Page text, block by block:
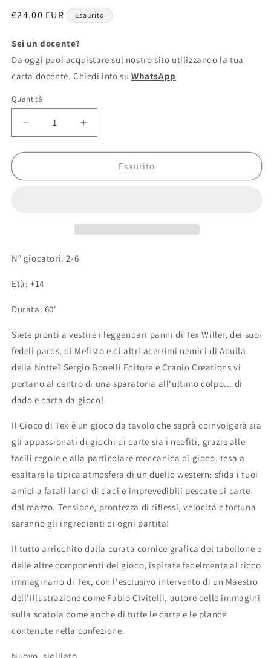
Prezzo
listino
€24,00 EUR Esaurito
Sei un docente?
Da oggi puoi acquistare sul nostro sito utilizzando la tua
carta docente. Chiedi info suWhatsApp
Quantità
Diminuisci
quantità
per
da
Willer
Aumenta
quantità
per
da
Esaurito
N° giocatori: 2-6
Età: +14
Durata: 60'
Siete pronti a vestire i leggendari panni di Tex Willer, dei suoi
fedeli pards, di Mefisto e di altri acerrimi nemici di Aquila
della Notte? Sergio Bonelli Editore e Cranio Creations vi
portano al centro di una sparatoria all'ultimo colpo... di
dado e carta da gioco!
Il Gioco di Tex è un gioco da tavolo che saprà coinvolgerà sia
gli appassionati di giochi di carte sia i neofiti, grazie alle
facili regole e alla particolare meccanica di gioco, tesa a
esaltare la tipica atmosfera di un duello western: sfida i tuoi
amici a fatali lanci di dadi e imprevedibili pescate di carte
dal mazzo. Tensione, prontezza di riflessi, velocità e fortuna
saranno gli ingredienti di ogni partita!
Il tutto arricchito dalla curata cornice grafica del tabellone e
delle altre componenti del gioco, ispirate fedelmente al ricco
immaginario di Tex, con l'esclusivo intervento di un Maestro
dell'illustrazione come Fabio Civitelli, autore delle immagini
sulla scatola come anche di tutte le carte e le plance
contenute nella confezione.